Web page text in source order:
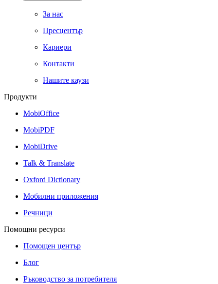
За нас
Пресцентър
Кариери
Контакти
Нашите каузи
Продукти
MobiOffice
MobiPDF
MobiDrive
Talk & Translate
Oxford Dictionary
Мобилни приложения
Речници
Помощни ресурси
Помощен център
Блог
Ръководство за потребителя